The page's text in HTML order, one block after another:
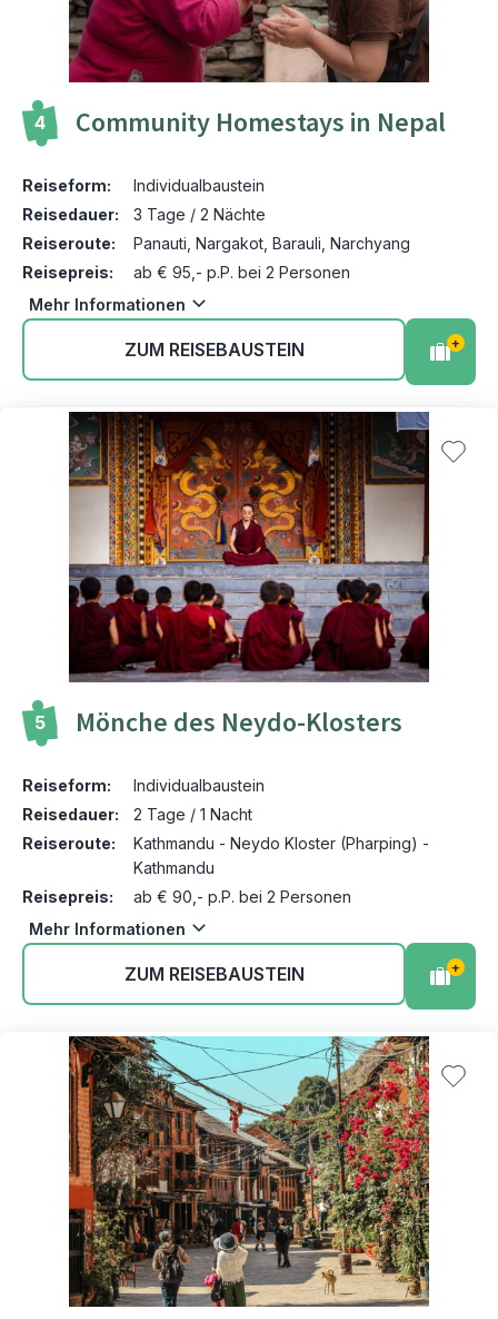
4 Community Homestays in Nepal
Reiseform:
Individualbaustein
Reisedauer:
3 Tage / 2 Nächte
Reiseroute:
Panauti, Nargakot, Barauli, Narchyang
Reisepreis:
ab € 95,- p.P. bei 2 Personen
Mehr Informationen
ZUM REISEBAUSTEIN +
5 Mönche des Neydo-Klosters
Reiseform:
Individualbaustein
Reisedauer:
2 Tage / 1 Nacht
Reiseroute:
Kathmandu - Neydo Kloster (Pharping) -
Kathmandu
Reisepreis:
ab € 90,- p.P. bei 2 Personen
Mehr Informationen
ZUM REISEBAUSTEIN +